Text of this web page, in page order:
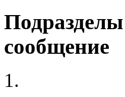
Подразделы
сообщение